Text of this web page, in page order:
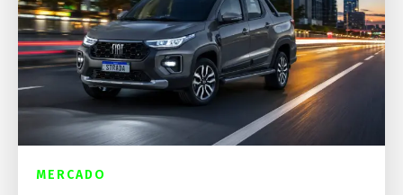
MERCADO